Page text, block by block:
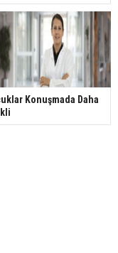
Konuşmada Daha